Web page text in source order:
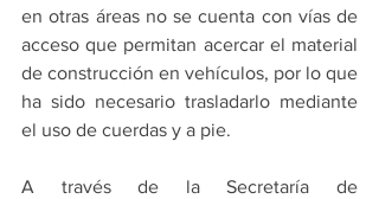
en otras áreas no se cuenta con vías de
acceso que permitan acercar el material
de construcción en vehículos, por lo que
ha sido necesario trasladarlo mediante
el uso de cuerdas y a pie.
A través de la Secretaría de